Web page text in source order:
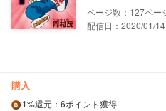
127
配信日：2020/01/14
購入
1%還元 ：6ポイント獲得